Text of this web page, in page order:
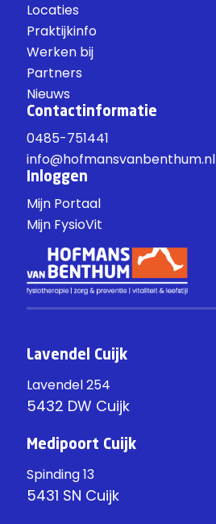
Locaties
Praktijkinfo
Werken bij
Partners
Nieuws
Contactinformatie
0485-751441
info@hofmansvanbenthum.nl
Inloggen
Mijn Portaal
Mijn FysioVit
Lavendel Cuijk
Lavendel 254
5432 DW Cuijk
Medipoort Cuijk
Spinding 13
5431 SN Cuijk